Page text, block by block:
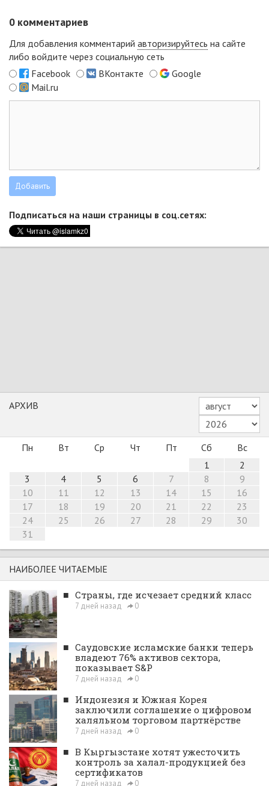
0 комментариев
Для добавления комментарий авторизируйтесь на сайте
либо войдите через социальную сеть
Facebook
ВКонтакте
Google
Mail.ru
Подписаться на наши страницы в соц.сетях:
АРХИВ
Пн Вт Ср Чт Пт Сб
Вс
1
2
3
4 5 6 7 8
9
10
11 12 13 14 15
16
17
18 19 20 21 22
23
24
25 26 27 28 29
30
31
НАИБОЛЕЕ ЧИТАЕМЫЕ
■ Страны, где исчезает средний класс
7 дней назад 0
■ Саудовские исламские банки теперь
владеют 76% активов сектора,
показывает S&P
7 дней назад 0
■ Индонезия и Южная Корея
заключили соглашение о цифровом
халяльном торговом партнёрстве
7 дней назад 0
■ В Кыргызстане хотят ужесточить
контроль за халал-продукцией без
сертификатов
7 дней назад 0